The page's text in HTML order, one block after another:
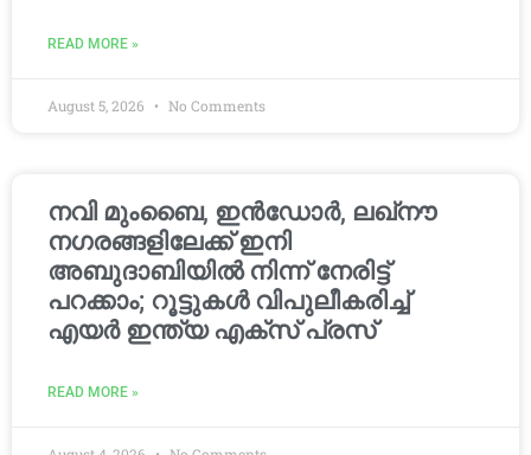
READ MORE »
August 5, 2026 No Comments
നവി മുംബൈ, ഇൻഡോർ, ലഖ്നൗ
നഗരങ്ങളിലേക്ക് ഇനി
അബുദാബിയിൽ നിന്ന് നേരിട്ട്
പറക്കാം; റൂട്ടുകൾ വിപുലീകരിച്ച്
എയർ ഇന്ത്യ എക്സ് പ്രസ്
READ MORE »